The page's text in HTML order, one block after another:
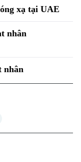
xạ tại UAE
nhân
nhân